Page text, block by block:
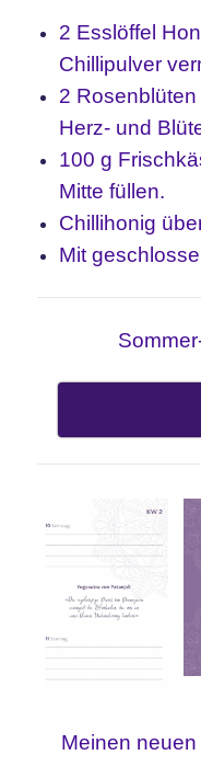
2 Esslöffel
Chillipulver
2
Herz- und
100 g
Mitte füllen.
Chillihonig
Mit
Meinen